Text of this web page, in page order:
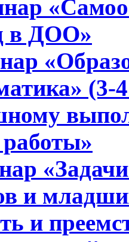
в ДОО»
(3-
и
и